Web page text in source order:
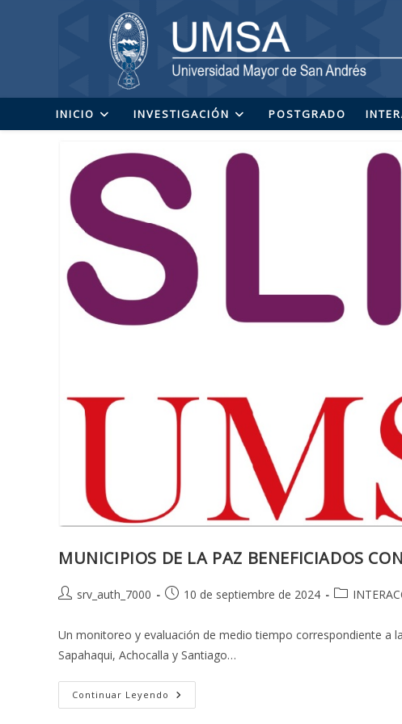
INICIO INVESTIGACIÓN POSTGRADO
MUNICIPIOS DE LA PAZ BENEFICIADOS
Autor
la
entrada:
srv_auth_7000
Publicación
entrada:
10 de septiembre de 2024
Categoría
entrada:
Un monitoreo y evaluación de medio tiempo correspondiente a
Sapahaqui, Achocalla y Santiago…
Continuar Leyendo MUNICIPIOS
DE